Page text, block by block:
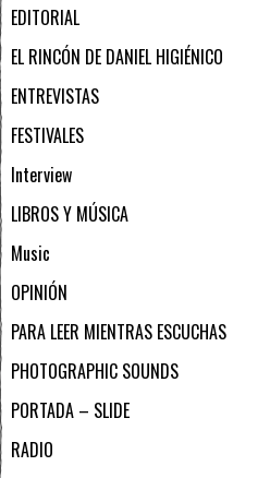
EDITORIAL
EL RINCÓN DE DANIEL HIGIÉNICO
ENTREVISTAS
FESTIVALES
Interview
LIBROS Y MÚSICA
Music
OPINIÓN
PARA LEER MIENTRAS ESCUCHAS
PHOTOGRAPHIC SOUNDS
PORTADA – SLIDE
RADIO